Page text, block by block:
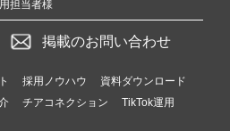
担当者様
掲載のお問い合わせ
採用ノウハウ
資料ダウンロード
チアコネクション
TikTok運用